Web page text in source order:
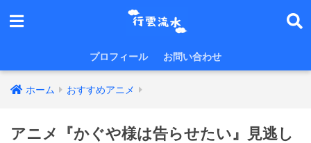
プロフィール お問い合わせ
ホーム おすすめアニメ
アニメ『かぐや様は告らせたい』見逃し